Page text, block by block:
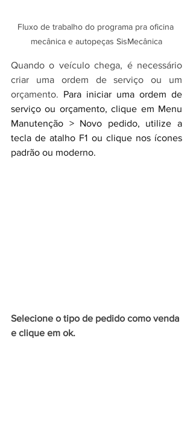
Fluxo de trabalho do programa pra oficina
mecânica e autopeças SisMecânica
Quando o veículo chega, é necessário
criar uma ordem de serviço ou um
orçamento. Para iniciar uma ordem de
serviço ou orçamento, clique em Menu
Manutenção > Novo pedido, utilize a
tecla de atalho F1 ou clique nos ícones
padrão ou moderno.
Selecione o tipo de pedido como venda
e clique em ok.